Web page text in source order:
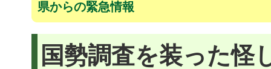
県からの緊急情報
国勢調査を装った怪